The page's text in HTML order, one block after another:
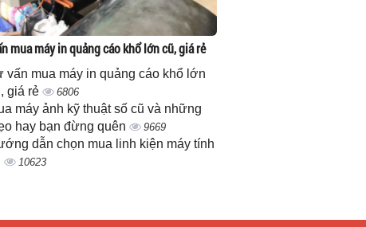
mua máy in quảng cáo khổ lớn cũ, giá rẻ
vấn mua máy in quảng cáo khổ lớn
giá rẻ
6806
máy ảnh kỹ thuật số cũ và những
hay bạn đừng quên
9669
dẫn chọn mua linh kiện máy tính
10623